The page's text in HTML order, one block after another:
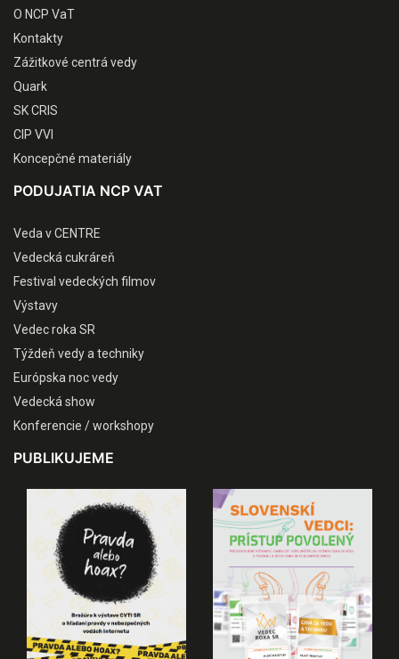
O NCP VaT
Kontakty
Zážitkové centrá vedy
Quark
SK CRIS
CIP VVI
Koncepčné materiály
PODUJATIA NCP VAT
Veda v CENTRE
Vedecká cukráreň
Festival vedeckých filmov
Výstavy
Vedec roka SR
Týždeň vedy a techniky
Európska noc vedy
Vedecká show
Konferencie / workshopy
PUBLIKUJEME